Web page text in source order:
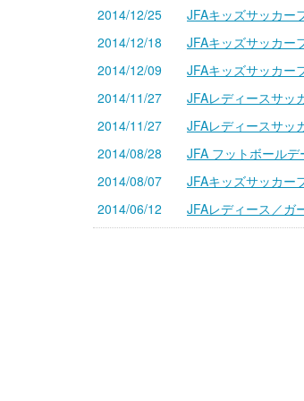
2014/12/25
JFAキッズサッカー
2014/12/18
JFAキッズサッカー
2014/12/09
JFAキッズサッカー
2014/11/27
JFAレディースサッ
2014/11/27
JFAレディースサッ
2014/08/28
JFA フットボール
2014/08/07
JFAキッズサッカー
2014/06/12
JFAレディース／ガ